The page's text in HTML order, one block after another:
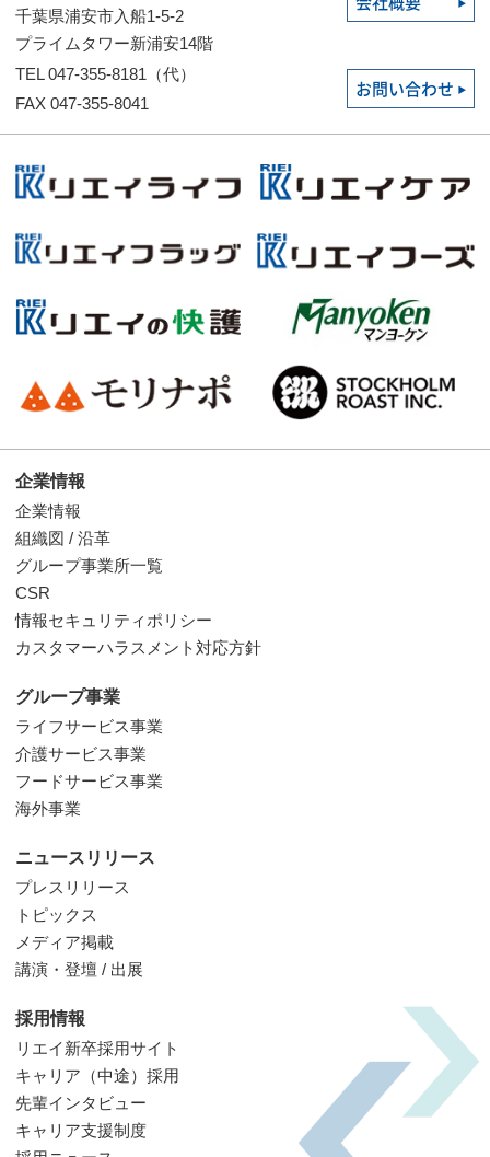
千葉県浦安市入船1-5-2
プライムタワー新浦安14階
TEL 047-355-8181（代）
FAX 047-355-8041
お問い合わせ
企業情報
企業情報
組織図 / 沿革
グループ事業所一覧
CSR
情報セキュリティポリシー
カスタマーハラスメント対応方針
グループ事業
ライフサービス事業
介護サービス事業
フードサービス事業
海外事業
ニュースリリース
プレスリリース
トピックス
メディア掲載
講演・登壇 / 出展
採用情報
リエイ新卒採用サイト
キャリア（中途）採用
先輩インタビュー
キャリア支援制度